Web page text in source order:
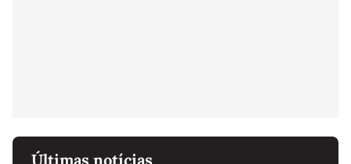
Últimas notícias